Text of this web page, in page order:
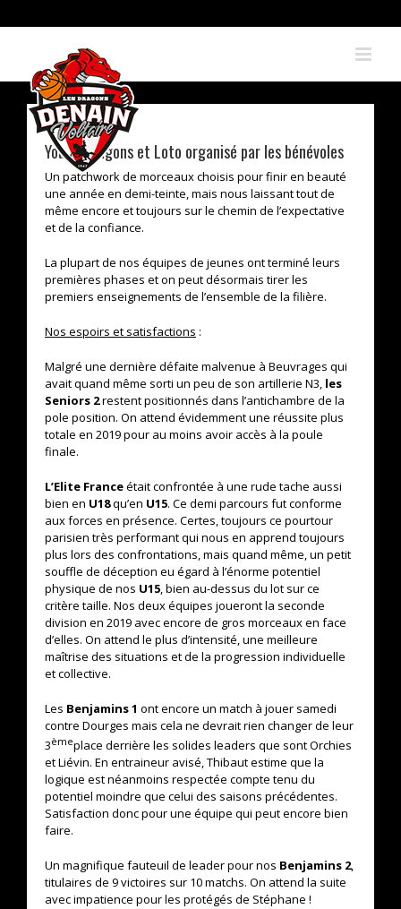
to
Young Dragons et Loto organisé par les bénévoles
Un patchwork de morceaux choisis pour finir en beauté
une année en demi-teinte, mais nous laissant tout de
même encore et toujours sur le chemin de l’expectative
et de la confiance.
La plupart de nos équipes de jeunes ont terminé leurs
premières phases et on peut désormais tirer les
premiers enseignements de l’ensemble de la filière.
Nos espoirs et satisfactions :
Malgré une dernière défaite malvenue à Beuvrages qui
avait quand même sorti un peu de son artillerie N3, les
Seniors 2restent positionnés dans l’antichambre de la
pole position. On attend évidemment une réussite plus
totale en 2019 pour au moins avoir accès à la poule
finale.
L’Elite Franceétait confrontée à une rude tache aussi
bien en U18qu’en U15. Ce demi parcours fut conforme
aux forces en présence. Certes, toujours ce pourtour
parisien très performant qui nous en apprend toujours
plus lors des confrontations, mais quand même, un petit
souffle de déception eu égard à l’énorme potentiel
physique de nos U15, bien au-dessus du lot sur ce
critère taille. Nos deux équipes joueront la seconde
division en 2019 avec encore de gros morceaux en face
d’elles. On attend le plus d’intensité, une meilleure
maîtrise des situations et de la progression individuelle
et collective.
Les Benjamins 1 ont encore un match à jouer samedi
contre Dourges mais cela ne devrait rien changer de leur
3èmeplace derrière les solides leaders que sont Orchies
et Liévin. En entraineur avisé, Thibaut estime que la
logique est néanmoins respectée compte tenu du
potentiel moindre que celui des saisons précédentes.
Satisfaction donc pour une équipe qui peut encore bien
faire.
Un magnifique fauteuil de leader pour nos Benjamins 2,
titulaires de 9 victoires sur 10 matchs. On attend la suite
avec impatience pour les protégés de Stéphane !